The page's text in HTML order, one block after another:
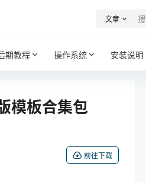
文章
期教程 操作系统 安装说明
模板合集包
前往下载